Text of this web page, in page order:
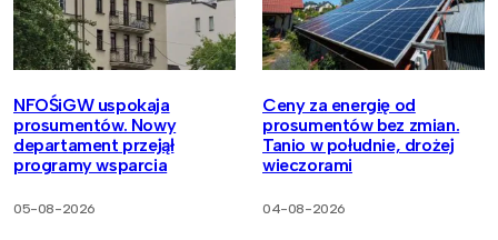
NFOŚiGW uspokaja
prosumentów. Nowy
departament przejął
programy wsparcia
05-08-2026
Ceny za energię od
prosumentów bez zmian.
Tanio w południe, drożej
wieczorami
04-08-2026